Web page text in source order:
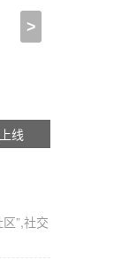
申请费最低。
源码的交易，
>
线
”,社交